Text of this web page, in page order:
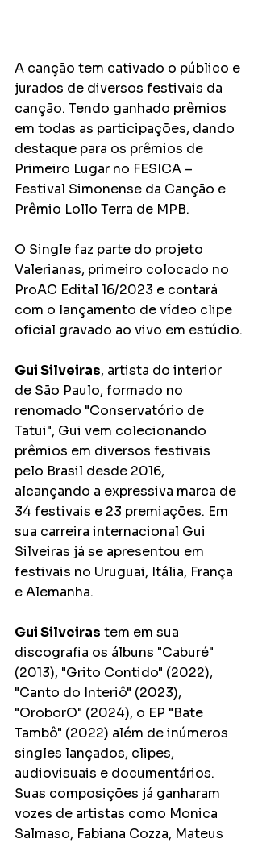
A canção tem cativado o público e
jurados de diversos festivais da
canção. Tendo ganhado prêmios
em todas as participações, dando
destaque para os prêmios de
Primeiro Lugar no FESICA –
Festival Simonense da Canção e
Prêmio Lollo Terra de MPB.
O Single faz parte do projeto
Valerianas, primeiro colocado no
ProAC Edital 16/2023 e contará
com o lançamento de vídeo clipe
oficial gravado ao vivo em estúdio.
Gui Silveiras, artista do interior
de São Paulo, formado no
renomado "Conservatório de
Tatui", Gui vem colecionando
prêmios em diversos festivais
pelo Brasil desde 2016,
alcançando a expressiva marca de
34 festivais e 23 premiações. Em
sua carreira internacional Gui
Silveiras já se apresentou em
festivais no Uruguai, Itália, França
e Alemanha.
Gui Silveiras tem em sua
discografia os álbuns "Caburé"
(2013), "Grito Contido" (2022),
"Canto do Interiô" (2023),
"OroborO" (2024), o EP "Bate
Tambô" (2022) além de inúmeros
singles lançados, clipes,
audiovisuais e documentários.
Suas composições já ganharam
vozes de artistas como Monica
Salmaso, Fabiana Cozza, Mateus